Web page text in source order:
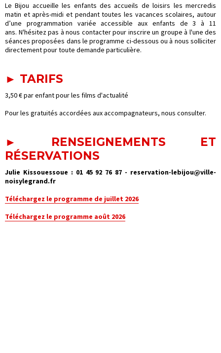
Le Bijou accueille les enfants des accueils de loisirs les mercredis
matin et après-midi et pendant toutes les vacances scolaires, autour
d’une programmation variée accessible aux enfants de 3 à 11
ans. N'hésitez pas à nous contacter pour inscrire un groupe à l'une des
séances proposées dans le programme ci-dessous ou à nous solliciter
directement pour toute demande particulière.
► TARIFS
3,50 € par enfant pour les films d'actualité
Pour les gratuités accordées aux accompagnateurs, nous consulter.
► RENSEIGNEMENTS ET
RÉSERVATIONS
Julie Kissouessoue : 01 45 92 76 87 - reservation-lebijou@ville-
noisylegrand.fr
Téléchargez le programme de juillet 2026
Téléchargez le programme août 2026